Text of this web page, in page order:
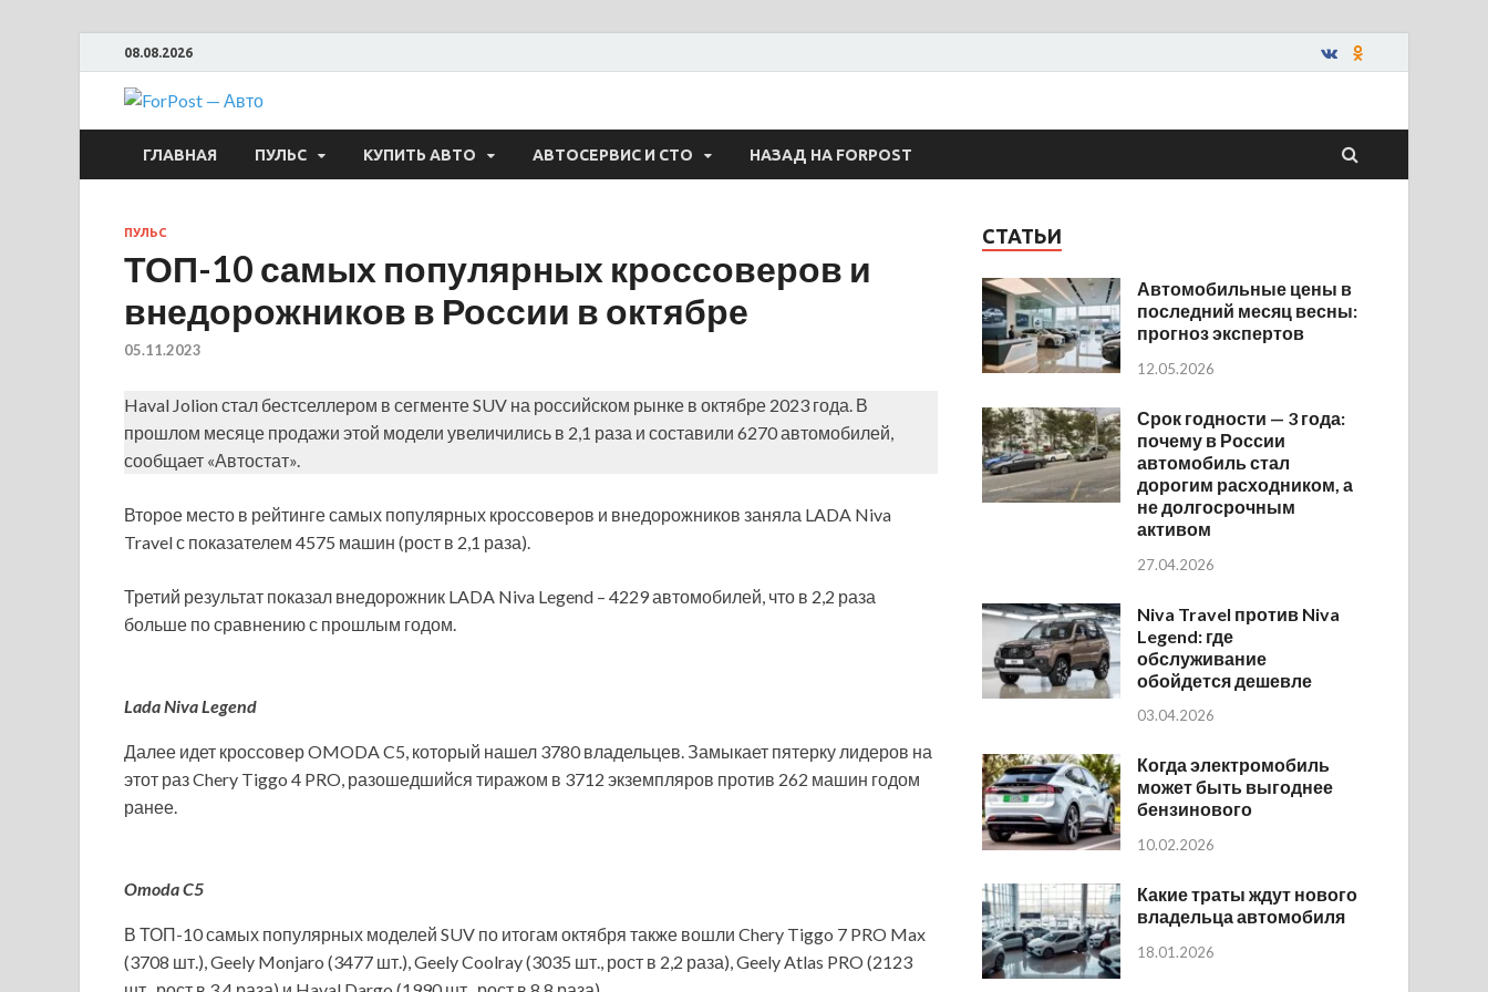
08.08.2026
ForPost — Авто
ГЛАВНАЯ ПУЛЬС КУПИТЬ АВТО АВТОСЕРВИС И СТО НАЗАД НА FORPOST
ПУЛЬС
ТОП-10 самых популярных кроссоверов и
внедорожников в России в октябре
05.11.2023
Haval Jolion стал бестселлером в сегменте SUV на российском рынке в октябре 2023 года. В
прошлом месяце продажи этой модели увеличились в 2,1 раза и составили 6270 автомобилей,
сообщает «Автостат».
Второе место в рейтинге самых популярных кроссоверов и внедорожников заняла LADA Niva
Travel с показателем 4575 машин (рост в 2,1 раза).
Третий результат показал внедорожник LADA Niva Legend – 4229 автомобилей, что в 2,2 раза
больше по сравнению с прошлым годом.
Lada Niva Legend
Далее идет кроссовер OMODA C5, который нашел 3780 владельцев. Замыкает пятерку лидеров на
этот раз Chery Tiggo 4 PRO, разошедшийся тиражом в 3712 экземпляров против 262 машин годом
ранее.
Omoda C5
В ТОП-10 самых популярных моделей SUV по итогам октября также вошли Chery Tiggo 7 PRO Max
(3708 шт.), Geely Monjaro (3477 шт.), Geely Coolray (3035 шт., рост в 2,2 раза), Geely Atlas PRO (2123
СТАТЬИ
Автомобильные цены в
последний месяц весны:
прогноз экспертов
12.05.2026
Срок годности — 3 года:
почему в России
автомобиль стал
дорогим расходником, а
не долгосрочным
активом
27.04.2026
Niva Travel против Niva
Legend: где
обслуживание
обойдется дешевле
03.04.2026
Когда электромобиль
может быть выгоднее
бензинового
10.02.2026
Какие траты ждут нового
владельца автомобиля
18.01.2026